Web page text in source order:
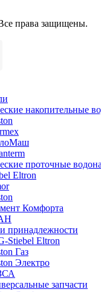
права защищены.
накопительные
проточные
Eltron
Комфорта
принадлежности
Stiebel Eltron
Газ
Электро
запчасти